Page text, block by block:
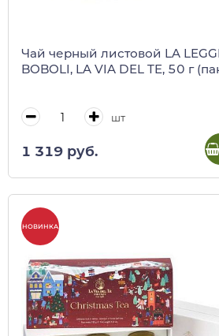
Чай черный листовой LA
BOBOLI, LA VIA DEL TE, 50 г
шт
1 319 руб.
НОВИНКА